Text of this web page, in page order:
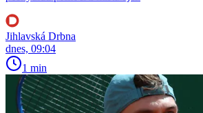
Jihlavská Drbna
dnes, 09:04
1 min